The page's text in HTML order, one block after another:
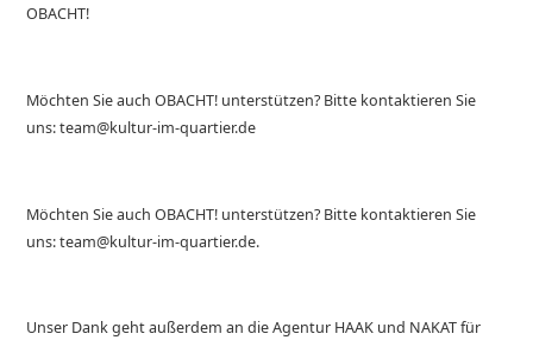
OBACHT!
Möchten Sie auch OBACHT! unterstützen? Bitte kontaktieren Sie
uns: team@kultur-im-quartier.de
Möchten Sie auch OBACHT! unterstützen? Bitte kontaktieren Sie
uns: team@kultur-im-quartier.de.
Unser Dank geht außerdem an die Agentur HAAK und NAKAT für